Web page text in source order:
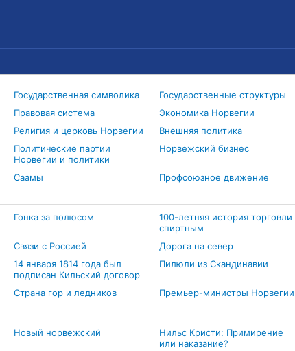
Государственная символика Государственные структуры
Правовая система Экономика Норвегии
Религия и церковь Норвегии Внешняя политика
Политические партии
Норвегии и политики
Норвежский бизнес
Cаамы Профсоюзное движение
Гонка за полюсом
100-летняя история торговли
спиртным
Связи с Россией Дорога на север
14 января 1814 года был
подписан Кильский договор
Пилюли из Скандинавии
Страна гор и ледников Премьер-министры Норвегии
Новый норвежский
Нильс Кристи: Примирение
или наказание?